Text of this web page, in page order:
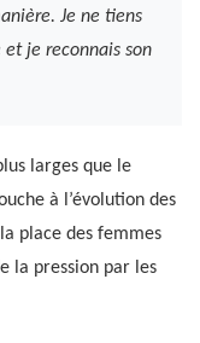
Je ne tiens
et je reconnais son
larges que le
à l’évolution des
place des femmes
la pression par les